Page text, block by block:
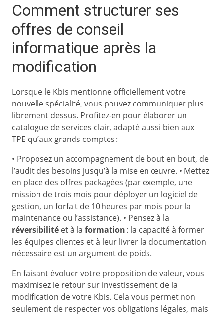
Comment structurer ses
offres de conseil
informatique après la
modification
Lorsque le Kbis mentionne officiellement votre
nouvelle spécialité, vous pouvez communiquer plus
librement dessus. Profitez-en pour élaborer un
catalogue de services clair, adapté aussi bien aux
TPE qu’aux grands comptes :
• Proposez un accompagnement de bout en bout, de
l’audit des besoins jusqu’à la mise en œuvre. • Mettez
en place des offres packagées (par exemple, une
mission de trois mois pour déployer un logiciel de
gestion, un forfait de 10 heures par mois pour la
maintenance ou l’assistance). • Pensez à la
réversibilité et à la formation: la capacité à former
les équipes clientes et à leur livrer la documentation
nécessaire est un argument de poids.
En faisant évoluer votre proposition de valeur, vous
maximisez le retour sur investissement de la
modification de votre Kbis. Cela vous permet non
seulement de respecter vos obligations légales, mais